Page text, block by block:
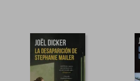
40%
dcto.